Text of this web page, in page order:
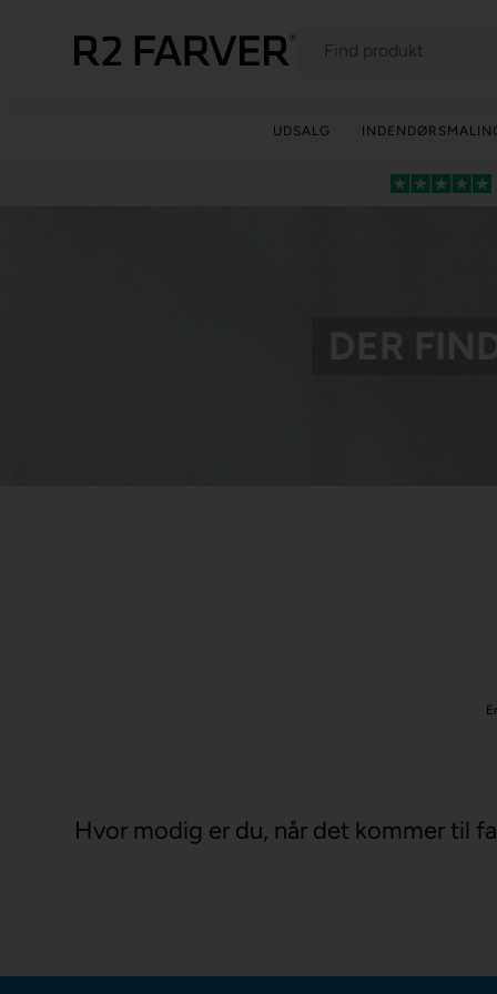
UDSALG
DER
Hvor modig er du, når det kommer til